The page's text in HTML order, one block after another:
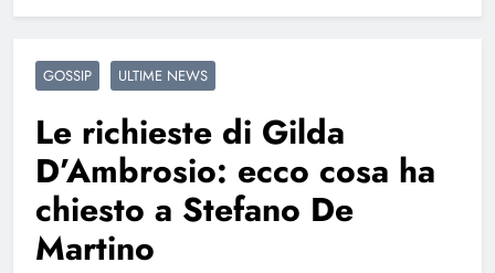
GOSSIP ULTIME NEWS
Le richieste di Gilda
D’Ambrosio: ecco cosa ha
chiesto a Stefano De
Martino